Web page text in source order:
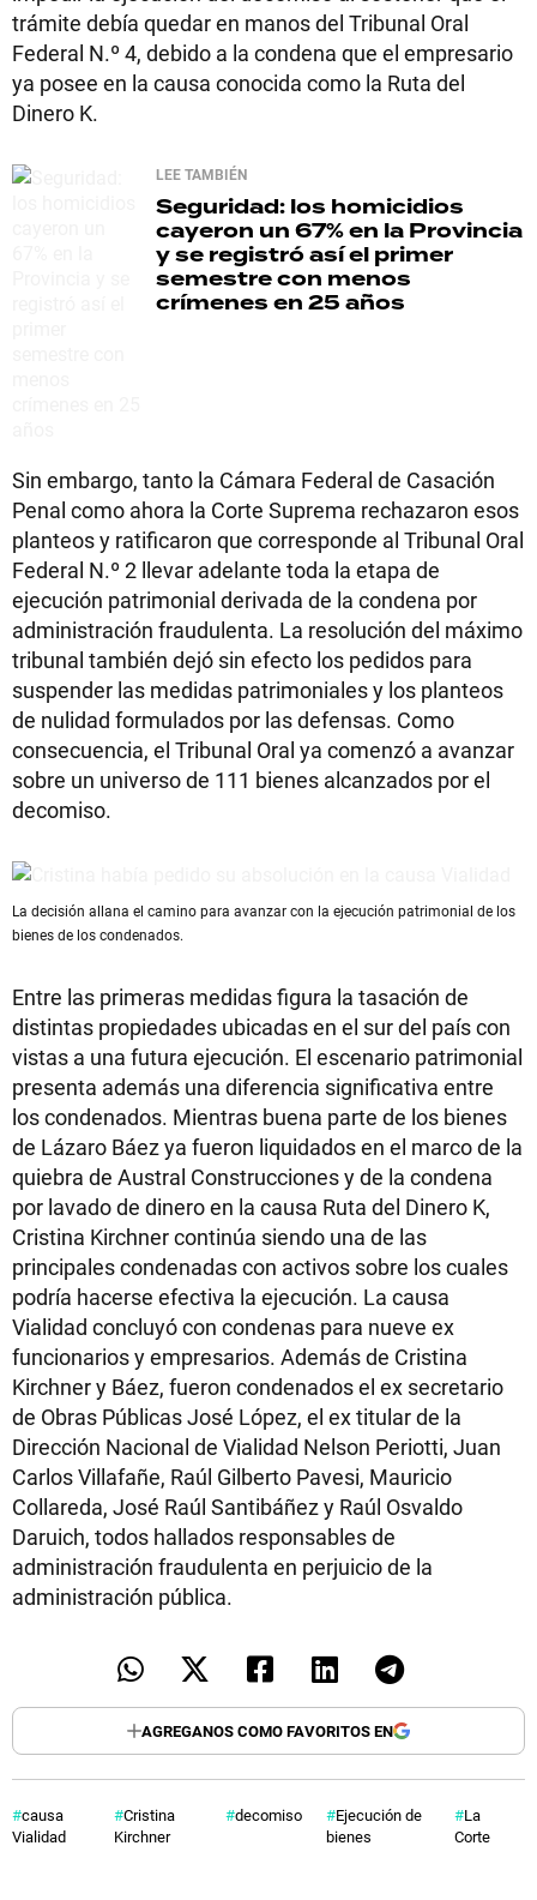
trámite debía quedar en manos del Tribunal Oral
Federal N.º 4, debido a la condena que el empresario
ya posee en la causa conocida como la Ruta del
Dinero K.
LEE TAMBIÉN
Seguridad: los homicidios
cayeron un 67% en la Provincia
y se registró así el primer
semestre con menos
crímenes en 25 años
Sin embargo, tanto la Cámara Federal de Casación
Penal como ahora la Corte Suprema rechazaron esos
planteos y ratificaron que corresponde al Tribunal Oral
Federal N.º 2 llevar adelante toda la etapa de
ejecución patrimonial derivada de la condena por
administración fraudulenta. La resolución del máximo
tribunal también dejó sin efecto los pedidos para
suspender las medidas patrimoniales y los planteos
de nulidad formulados por las defensas. Como
consecuencia, el Tribunal Oral ya comenzó a avanzar
sobre un universo de 111 bienes alcanzados por el
decomiso.
La decisión allana el camino para avanzar con la ejecución patrimonial de los
bienes de los condenados.
Entre las primeras medidas figura la tasación de
distintas propiedades ubicadas en el sur del país con
vistas a una futura ejecución. El escenario patrimonial
presenta además una diferencia significativa entre
los condenados. Mientras buena parte de los bienes
de Lázaro Báez ya fueron liquidados en el marco de la
quiebra de Austral Construcciones y de la condena
por lavado de dinero en la causa Ruta del Dinero K,
Cristina Kirchner continúa siendo una de las
principales condenadas con activos sobre los cuales
podría hacerse efectiva la ejecución. La causa
Vialidad concluyó con condenas para nueve ex
funcionarios y empresarios. Además de Cristina
Kirchner y Báez, fueron condenados el ex secretario
de Obras Públicas José López, el ex titular de la
Dirección Nacional de Vialidad Nelson Periotti, Juan
Carlos Villafañe, Raúl Gilberto Pavesi, Mauricio
Collareda, José Raúl Santibáñez y Raúl Osvaldo
Daruich, todos hallados responsables de
administración fraudulenta en perjuicio de la
administración pública.
AGREGANOS COMO FAVORITOS EN
causa
Vialidad
Cristina
Kirchner
decomiso
Ejecución de
bienes
La
Corte